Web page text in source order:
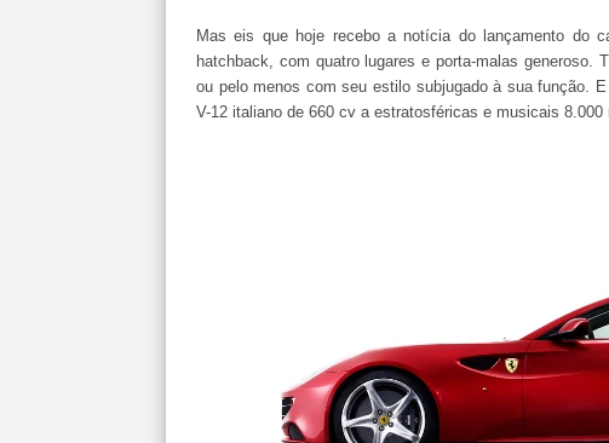
Mas eis que hoje recebo a notícia do lançamento do
hatchback, com quatro lugares e porta-malas generoso.
ou pelo menos com seu estilo subjugado à sua função.
V-12 italiano de 660 cv a estratosféricas e musicais